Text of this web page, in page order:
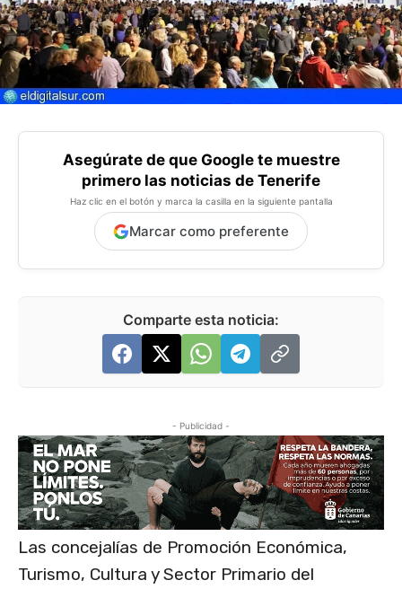
Asegúrate de que Google te muestre
primero las noticias de Tenerife
Haz clic en el botón y marca la casilla en la siguiente pantalla
Marcar como preferente
Comparte esta noticia:
- Publicidad -
Las concejalías de Promoción Económica,
Turismo, Cultura y Sector Primario del